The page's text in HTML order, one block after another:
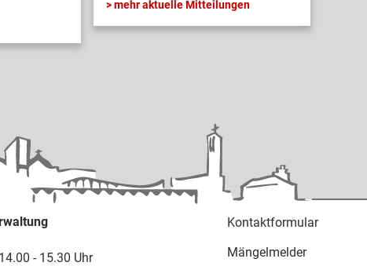
mehr aktuelle Mitteilungen
- 15.30 Uhr
Kontaktformular
Mängelmelder